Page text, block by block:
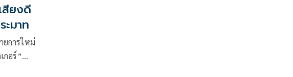
ยงดี
มาท
การใหม่
กอร์”